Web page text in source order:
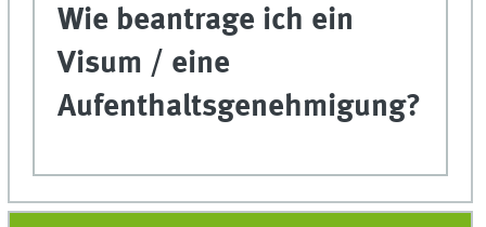
Wie beantrage ich ein
Visum / eine
Aufenthaltsgenehmigung?